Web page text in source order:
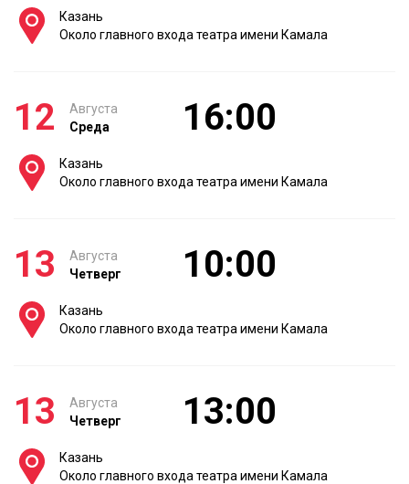
Казань
Около главного входа театра имени Камала
12
Августа
Среда
16:00
Казань
Около главного входа театра имени Камала
13
Августа
Четверг
10:00
Казань
Около главного входа театра имени Камала
13
Августа
Четверг
13:00
Казань
Около главного входа театра имени Камала